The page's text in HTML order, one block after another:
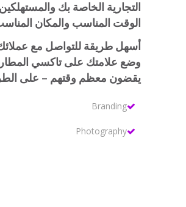
التجارية الخاصة بك
الوقت المناسب والمكان
أسهل طريقة للتواصل مع
وضع علامتك على تاكسي
يقضون معظم وقتهم – على
Branding
Photography